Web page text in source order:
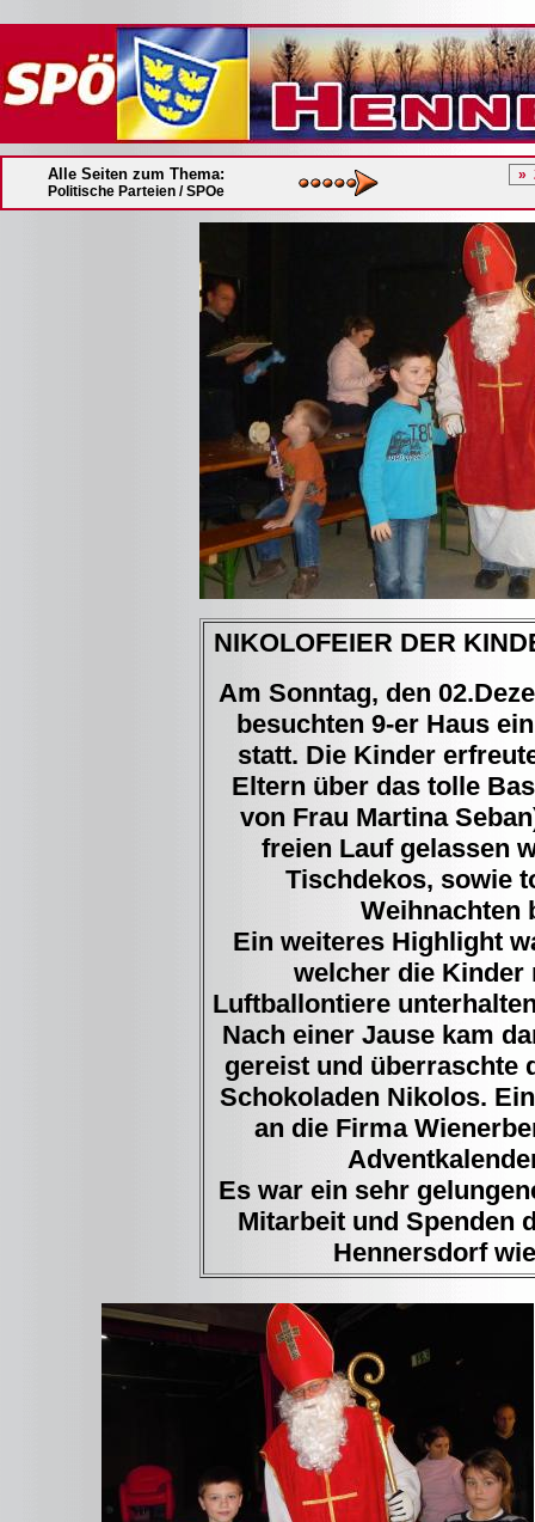
Alle Seiten zum Thema:
Politische Parteien / SPOe
NIKOLOFEIER DER
Am Sonntag, den
besuchten 9-er Haus
statt. Die Kinder
Eltern über das tolle
von Frau Martina
freien Lauf gelassen
Tischdekos, sowie
Weihnachten
Ein weiteres Highlight
welcher die Kinder
Luftballontiere
Nach einer Jause kam
gereist und überraschte
Schokoladen Nikolos.
an die Firma
Es war ein sehr
Mitarbeit und Spenden
Hennersdorf